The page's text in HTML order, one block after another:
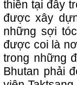
thiền tại đây
được xây
những sợi
được coi là
trong những
Bhutan phải